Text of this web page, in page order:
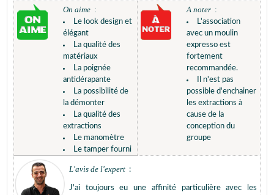
On aime :
Le look design et
élégant
La qualité des
matériaux
La poignée
antidérapante
La possibilité de
la démonter
La qualité des
extractions
Le manomètre
Le tamper fourni
A noter :
L'association
avec un moulin
expresso est
fortement
recommandée.
Il n'est pas
possible d'enchainer
les extractions à
cause de la
conception du
groupe
L'avis de l'expert :
J'ai toujours eu une affinité particulière avec les